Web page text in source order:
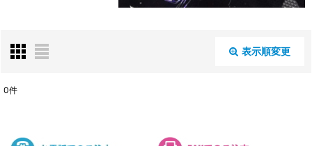
表示順変更
0件